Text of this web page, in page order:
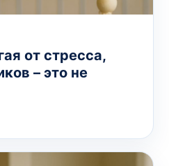
от стресса,
– это не